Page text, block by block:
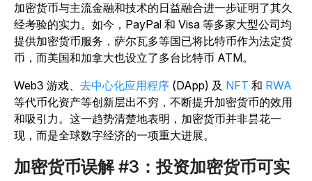
加密货币与主流金融和技术的日益融合进一步证明了其久
经考验的实力。如今，PayPal 和 Visa 等多家大型公司均
提供加密货币服务，萨尔瓦多等国已将比特币作为法定货
币，而美国和加拿大也设立了多台比特币 ATM。
Web3 游戏、 去中心化应用程序 (DApp) 及 NFT 和 RWA
等代币化资产等创新层出不穷，不断提升加密货币的效用
和吸引力。这一趋势清楚地表明，加密货币并非昙花一
现，而是全球数字经济的一项重大进展。
加密货币误解 #3：投资加密货币可实